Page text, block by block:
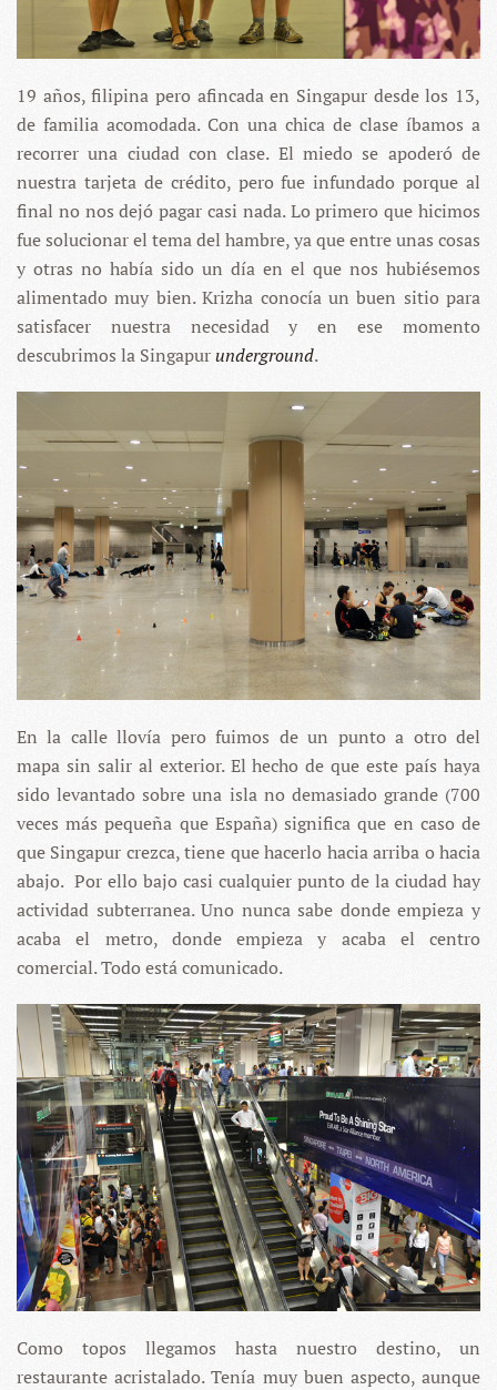
19 años, filipina pero afincada en Singapur desde los 13,
de familia acomodada. Con una chica de clase íbamos a
recorrer una ciudad con clase. El miedo se apoderó de
nuestra tarjeta de crédito, pero fue infundado porque al
final no nos dejó pagar casi nada. Lo primero que hicimos
fue solucionar el tema del hambre, ya que entre unas cosas
y otras no había sido un día en el que nos hubiésemos
alimentado muy bien. Krizha conocía un buen sitio para
satisfacer nuestra necesidad y en ese momento
descubrimos la Singapurunderground.
En la calle llovía pero fuimos de un punto a otro del
mapa sin salir al exterior. El hecho de que este país haya
sido levantado sobre una isla no demasiado grande (700
veces más pequeña que España) significa que en caso de
que Singapur crezca, tiene que hacerlo hacia arriba o hacia
abajo. Por ello bajo casi cualquier punto de la ciudad hay
actividad subterranea. Uno nunca sabe donde empieza y
acaba el metro, donde empieza y acaba el centro
comercial. Todo está comunicado.
Como topos llegamos hasta nuestro destino, un
restaurante acristalado. Tenía muy buen aspecto, aunque